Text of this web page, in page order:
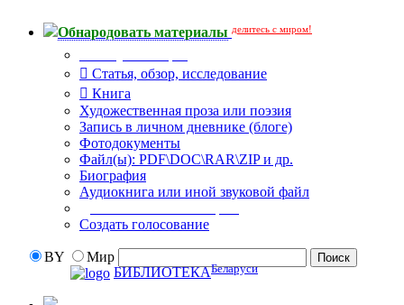
Обнародовать материалы делитесь с миром!
Статья, обзор, исследование
Книга
Художественная проза или поэзия
Запись в личном дневнике (блоге)
Фотодокументы
Файл(ы): PDF\DOC\RAR\ZIP и др.
Биография
Аудиокнига или иной звуковой файл
Создать голосование
BY
Мир
БИБЛИОТЕКАБеларуси